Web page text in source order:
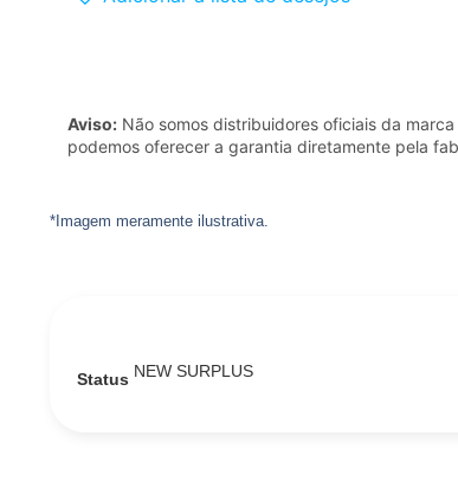
Aviso: Não somos distribuidores oficiais da marca
podemos oferecer a garantia diretamente pela
*Imagem meramente ilustrativa.
Status NEW SURPLUS